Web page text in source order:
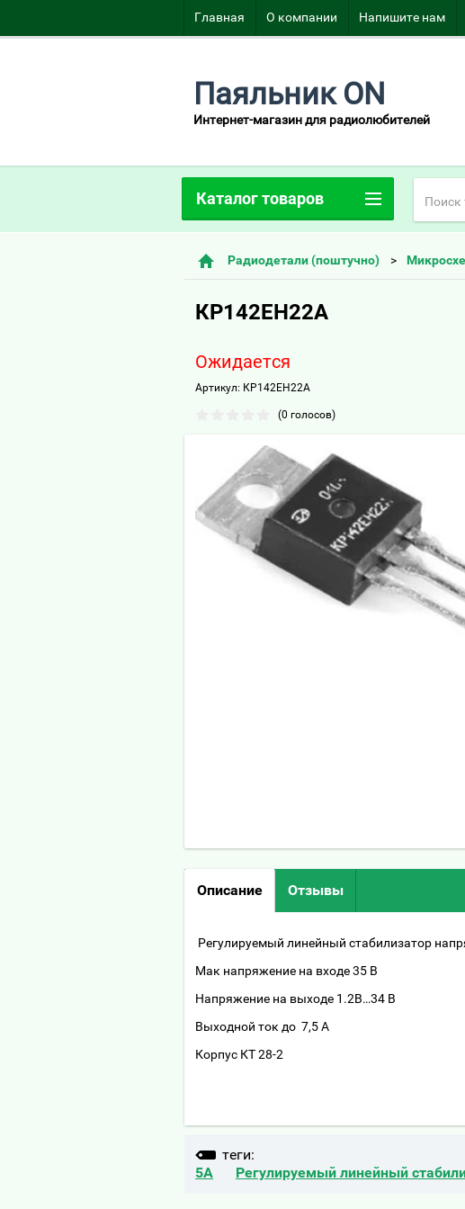
Главная О компании Напишите нам
Паяльник ON
Интернет-магазин для радиолюбителей
Радиодетали (поштучно)
КР142ЕН22А
Ожидается
Артикул: КР142ЕН22А
(0 голосов)
Описание Отзывы
Регулируемый линейный стабилизатор
Мак напряжение на входе 35 В
Напряжение на выходе 1.2В…34 В
Выходной ток до 7,5 А
Корпус КТ 28-2
теги:
5А
Регулируемый линейный
Каталог товаров